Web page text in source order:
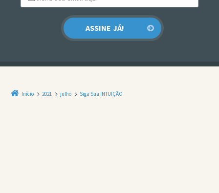
Início 2021 julho Siga Sua INTUIÇÃO